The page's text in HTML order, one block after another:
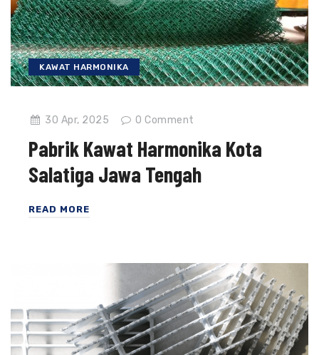
KAWAT HARMONIKA
30 Apr, 2025 0 Comment
Pabrik Kawat Harmonika Kota
Salatiga Jawa Tengah
READ MORE